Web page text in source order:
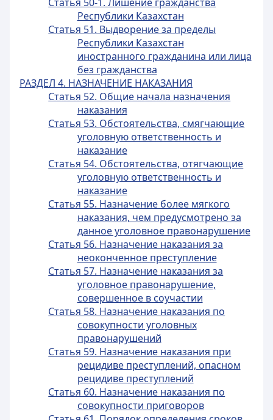
Республики Казахстан
Статья 51. Выдворение за пределы
Республики Казахстан
иностранного гражданина или лица
без гражданства
РАЗДЕЛ 4. НАЗНАЧЕНИЕ НАКАЗАНИЯ
Статья 52. Общие начала назначения
наказания
Статья 53. Обстоятельства, смягчающие
уголовную ответственность и
наказание
Статья 54. Обстоятельства, отягчающие
уголовную ответственность и
наказание
Статья 55. Назначение более мягкого
наказания, чем предусмотрено за
данное уголовное правонарушение
Статья 56. Назначение наказания за
неоконченное преступление
Статья 57. Назначение наказания за
уголовное правонарушение,
совершенное в соучастии
Статья 58. Назначение наказания по
совокупности уголовных
правонарушений
Статья 59. Назначение наказания при
рецидиве преступлений, опасном
рецидиве преступлений
Статья 60. Назначение наказания по
совокупности приговоров